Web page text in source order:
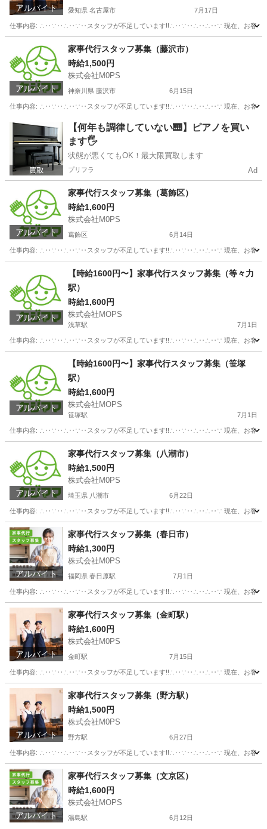
アルバイト 愛知県 名古屋市 7月17日
仕事内容: ∴‥∵‥∴‥∵‥スタッフが不足しています!!∴‥∵‥∴‥∴‥∵ 現在、お客様から多
名古屋市 ホームヘルパー スタッフ
アルバイト
家事代行スタッフ募集（藤沢市）
時給1,500円
株式会社M0PS
神奈川県 藤沢市 6月15日
仕事内容: ∴‥∵‥∴‥∵‥スタッフが不足しています!!∴‥∵‥∴‥∴‥∵ 現在、お客様から多
神奈川 その他 スタッフ
【何年も調律していない🎹】ピアノを買い
ます🖐️
状態が悪くてもOK！最大限買取します
プリフラ Ad
アルバイト
家事代行スタッフ募集（葛飾区）
時給1,600円
株式会社M0PS
葛飾区 6月14日
仕事内容: ∴‥∵‥∴‥∵‥スタッフが不足しています!!∴‥∵‥∴‥∴‥∵ 現在、お客様から多
その他 スタッフ
アルバイト
【時給1600円〜】家事代行スタッフ募集（等々力
駅）
時給1,600円
株式会社MOPS
浅草駅 7月1日
仕事内容: ∴‥∵‥∴‥∵‥スタッフが不足しています!!∴‥∵‥∴‥∴‥∵ 現在、お客様から多
浅草駅 ホームヘルパー スタッフ
アルバイト
【時給1600円〜】家事代行スタッフ募集（笹塚
駅）
時給1,600円
株式会社MOPS
笹塚駅 7月1日
仕事内容: ∴‥∵‥∴‥∵‥スタッフが不足しています!!∴‥∵‥∴‥∴‥∵ 現在、お客様から多
渋谷区 笹塚駅 ホームヘルパー スタッフ
アルバイト
家事代行スタッフ募集（八潮市）
時給1,500円
株式会社M0PS
埼玉県 八潮市 6月22日
仕事内容: ∴‥∵‥∴‥∵‥スタッフが不足しています!!∴‥∵‥∴‥∴‥∵ 現在、お客様から多
埼玉 八潮市 ホームヘルパー スタッフ
アルバイト
家事代行スタッフ募集（春日市）
時給1,300円
株式会社M0PS
福岡県 春日原駅 7月1日
仕事内容: ∴‥∵‥∴‥∵‥スタッフが不足しています!!∴‥∵‥∴‥∴‥∵ 現在、お客様から多
福岡 春日市 春日原駅 その他 スタッフ
アルバイト
家事代行スタッフ募集（金町駅）
時給1,600円
株式会社M0PS
金町駅 7月15日
仕事内容: ∴‥∵‥∴‥∵‥スタッフが不足しています!!∴‥∵‥∴‥∴‥∵ 現在、お客様から多
東京 葛飾区 金町駅 その他 スタッフ
アルバイト
家事代行スタッフ募集（野方駅）
時給1,500円
株式会社M0PS
野方駅 6月27日
仕事内容: ∴‥∵‥∴‥∵‥スタッフが不足しています!!∴‥∵‥∴‥∴‥∵ 現在、お客様から多
東京 中野区 野方駅 その他 スタッフ
アルバイト
家事代行スタッフ募集（文京区）
時給1,600円
株式会社MOPS
湯島駅 6月12日